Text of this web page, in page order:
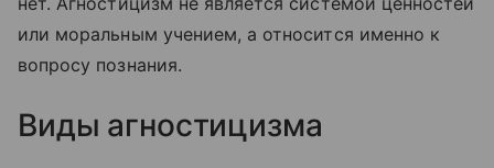
или моральным учением, а относится именно к
вопросу познания.
Виды агностицизма